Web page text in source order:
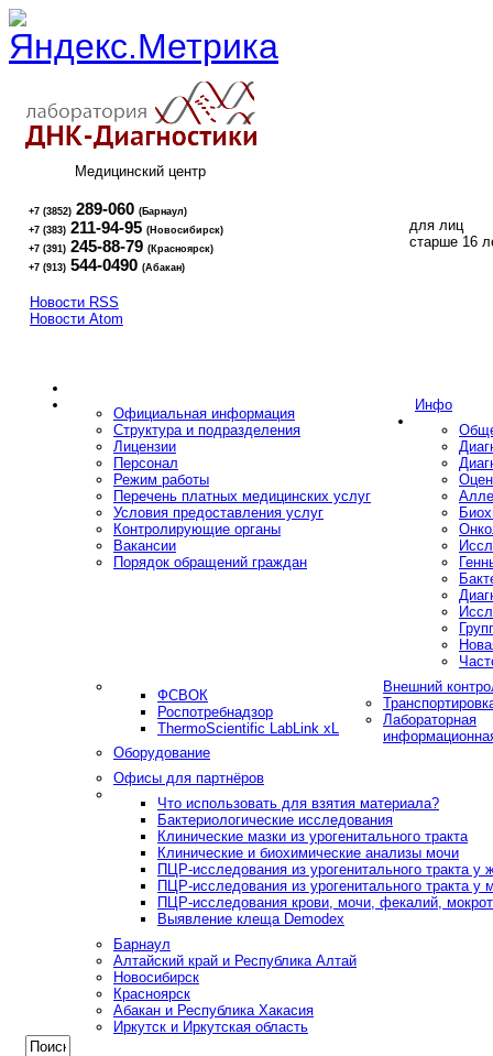
Медицинский центр
+7 (3852) 289-060 (Барнаул)
+7 (383) 211-94-95 (Новосибирск)
+7 (391) 245-88-79 (Красноярск)
+7 (913) 544-0490 (Абакан)
для лиц
старше 16
Новости RSS
Новости Atom
Инфо
Официальная информация
Структура и подразделения
Лицензии
Персонал
Режим работы
Перечень платных медицинских услуг
Условия предоставления услуг
Контролирующие органы
Вакансии
Порядок обращений граждан
Внешний
ФСВОК
Роспотребнадзор
ThermoScientific LabLink xL
Лабораторная
Оборудование
Офисы для партнёров
Что использовать для взятия материала?
Бактериологические исследования
Клинические мазки из урогенитального тракта
Клинические и биохимические анализы мочи
ПЦР-исследования из урогенитального тракта у
ПЦР-исследования из урогенитального тракта у
ПЦР-исследования крови, мочи, фекалий,
Выявление клеща Demodex
Барнаул
Алтайский край и Республика Алтай
Новосибирск
Красноярск
Абакан и Республика Хакасия
Иркутск и Иркутская область